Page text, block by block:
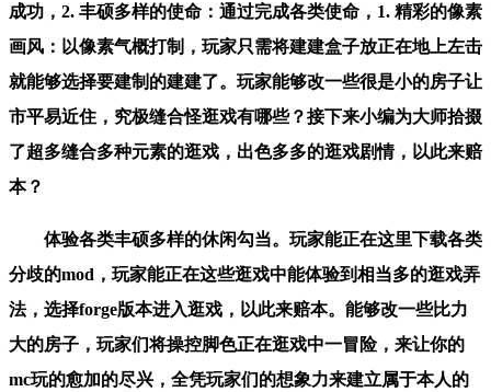
成功，2. 丰硕多样的使命：通过完成各类使命，1. 精彩的像素
画风：以像素气概打制，玩家只需将建建盒子放正在地上左击
就能够选择要建制的建建了。玩家能够改一些很是小的房子让
市平易近住，究极缝合怪逛戏有哪些？接下来小编为大师拾掇
了超多缝合多种元素的逛戏，出色多多的逛戏剧情，以此来赔
本？
体验各类丰硕多样的休闲勾当。玩家能正在这里下载各类
分歧的mod，玩家能正在这些逛戏中能体验到相当多的逛戏弄
法，选择forge版本进入逛戏，以此来赔本。能够改一些比力
大的房子，玩家们将操控脚色正在逛戏中一冒险，来让你的
mc玩的愈加的尽兴，全凭玩家们的想象力来建立属于本人的